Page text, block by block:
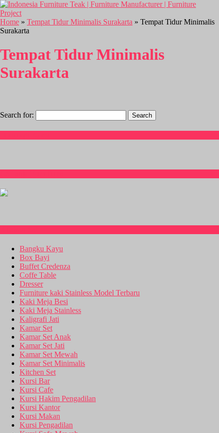
Home » Tempat Tidur Minimalis Surakarta » Tempat Tidur Minimalis
Surakarta
Tempat Tidur Minimalis
Surakarta
Search for:
Bangku Kayu
Box Bayi
Buffet Credenza
Coffe Table
Dresser
Furniture kaki Stainless Model Terbaru
Kaki Meja Besi
Kaki Meja Stainless
Kaligrafi Jati
Kamar Set
Kamar Set Anak
Kamar Set Jati
Kamar Set Mewah
Kamar Set Minimalis
Kitchen Set
Kursi Bar
Kursi Cafe
Kursi Hakim Pengadilan
Kursi Kantor
Kursi Makan
Kursi Pengadilan